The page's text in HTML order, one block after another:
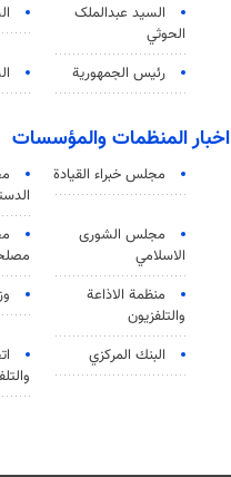
السید عبدالملک
الحوثي
رئيس الجمهورية
اخبار المنظمات والمؤسسات
مجلس خبراء القيادة
مجلس الشورى
الاسلامي
منظمة الاذاعة
والتلفزیون
البنك المركزي